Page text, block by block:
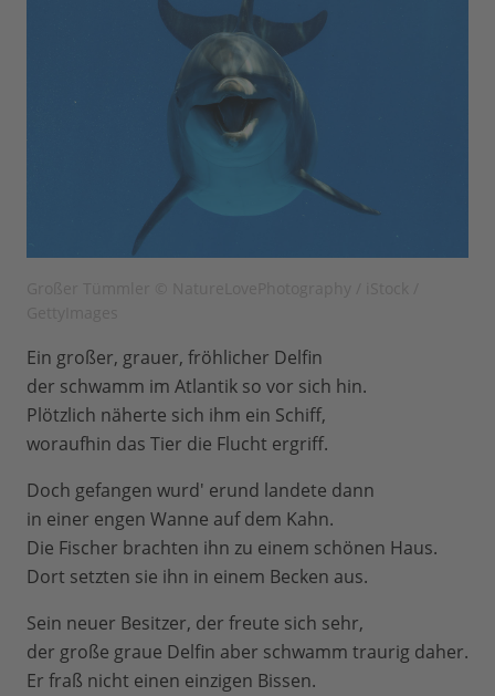
Ein großer, grauer, fröhlicher Delfin
der schwamm im Atlantik so vor sich hin.
Plötzlich näherte sich ihm ein Schiff,
woraufhin das Tier die Flucht ergriff.
Doch gefangen wurd' erund landete dann
in einer engen Wanne auf dem Kahn.
Die Fischer brachten ihn zu einem schönen Haus.
Dort setzten sie ihn in einem Becken aus.
Sein neuer Besitzer, der freute sich sehr,
der große graue Delfin aber schwamm traurig daher.
Er fraß nicht einen einzigen Bissen.